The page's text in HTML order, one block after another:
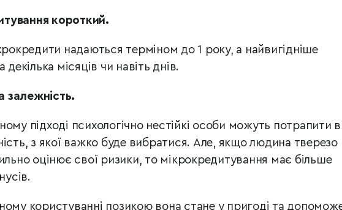
короткий.
надаються терміном до 1 року, а найвигідніше
місяців чи навіть днів.
залежність.
підході психологічно нестійкі особи можуть потрапити в
з якої важко буде вибратися. Але, якщо людина тверезо
оцінює свої ризики, то мікрокредитування має більше
користуванні позикою вона стане у пригоді та